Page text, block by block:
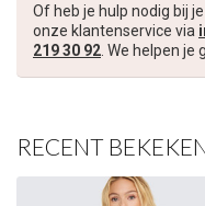
Of heb je hulp nodig bij
onze klantenservice via
219 30 92. We helpen je
RECENT